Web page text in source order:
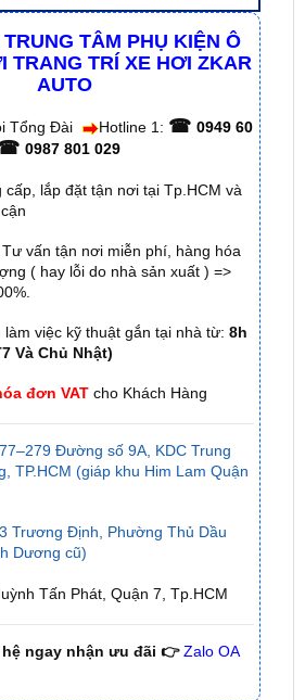
TÂM PHỤ KIỆN Ô
TRANG TRÍ XE HƠI ZKAR
AUTO
Tổng Đài Hotline 1: ☎ 0949 60
0987 801 029
lắp đặt tận nơi tại Tp.HCM và
Tư vấn tận nơi miễn phí, hàng hóa
( hay lỗi do nhà sản xuất ) =>
làm việc kỹ thuật gắn tại nhà từ: 8h
Và Chủ Nhật)
đơn VATcho Khách Hàng
Đường số 9A, KDC Trung
TP.HCM (giáp khu Him Lam Quận
Trương Định, Phường Thủ Dầu
Dương cũ)
Tấn Phát, Quận 7, Tp.HCM
ngay nhận ưu đãi 👉 Zalo OA